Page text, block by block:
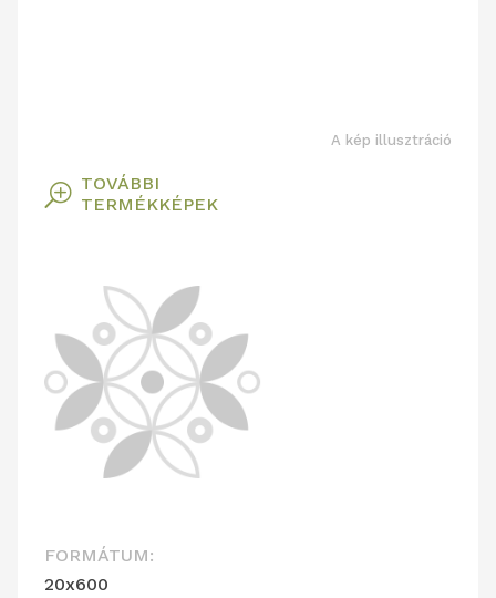
A kép illusztráció
T TOVÁBBI
TERMÉKKÉPEK
FORMÁTUM:
20x600